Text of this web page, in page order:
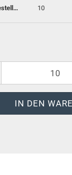
Mindestbestellmenge: 10